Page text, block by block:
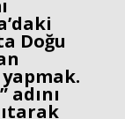
Doğu
adını